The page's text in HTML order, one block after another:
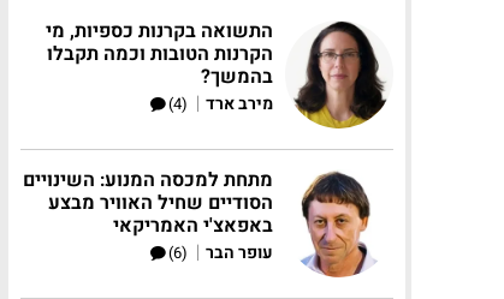
התשואה בקרנות כספיות, מי
הקרנות הטובות וכמה תקבלו
בהמשך?
מירב ארד |
(4)
מתחת למכסה המנוע: השינויים
הסודיים שחיל האוויר מבצע
באפאצ'י האמריקאי
עופר הבר |
(6)